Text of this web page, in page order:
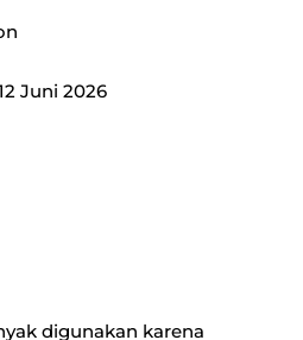
Juni 2026
digunakan karena